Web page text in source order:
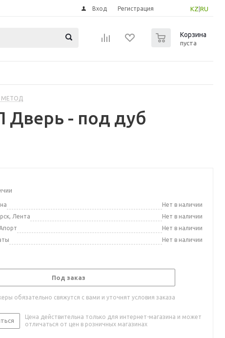
KZ RU
Вход Регистрация
Корзина
пуста
МЕТОД
Дверь - под дуб
Нет в наличии
Лента
Нет в наличии
Нет в наличии
Нет в наличии
Под заказ
обязательно свяжутся с вами и уточнят условия заказа
Цена действительна только для интернет-магазина и может
отличаться от цен в розничных магазинах